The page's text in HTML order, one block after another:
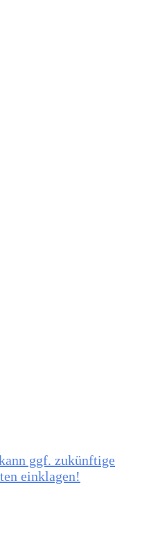
ggf. zukünftige
einklagen!